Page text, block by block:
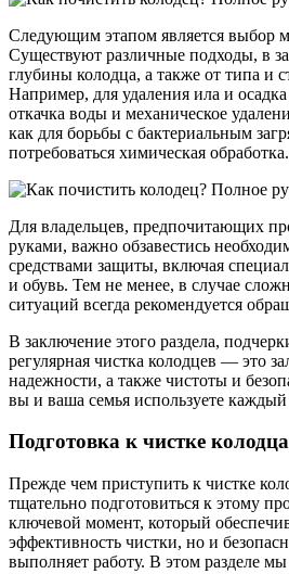
Следующим этапом является выбор
Существуют различные подходы, в
глубины колодца, а также от типа и
Например, для удаления ила и
откачка воды и механическое
как для борьбы с бактериальным
потребоваться химическая обработка.
Для владельцев, предпочитающих
руками, важно обзавестись
средствами защиты, включая
и обувь. Тем не менее, в случае
ситуаций всегда рекомендуется
В заключение этого раздела,
регулярная чистка колодцев — это
надежности, а также чистоты и
вы и ваша семья используете каждый
Подготовка к чистке колодца
Прежде чем приступить к чистке
тщательно подготовиться к этому
ключевой момент, который
эффективность чистки, но и
выполняет работу. В этом разделе